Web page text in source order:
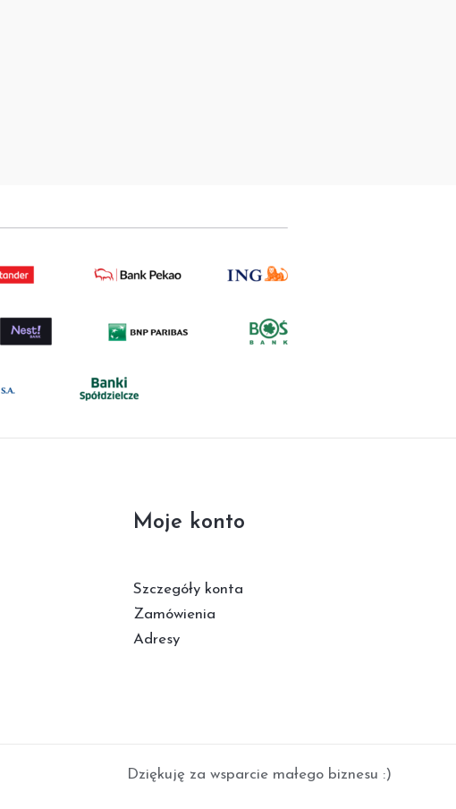
Moje konto
Szczegóły konta
Zamówienia
Adresy
Dziękuję za wsparcie małego biznesu :)